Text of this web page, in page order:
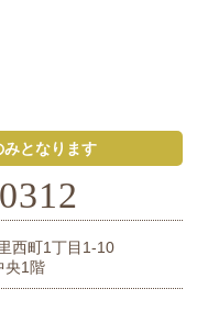
となります
西町1丁目1-10
央1階